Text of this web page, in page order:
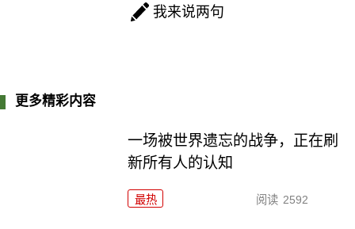
我来说两句
更多精彩内容
一场被世界遗忘的战争，正在刷
新所有人的认知
最热 阅读 2592